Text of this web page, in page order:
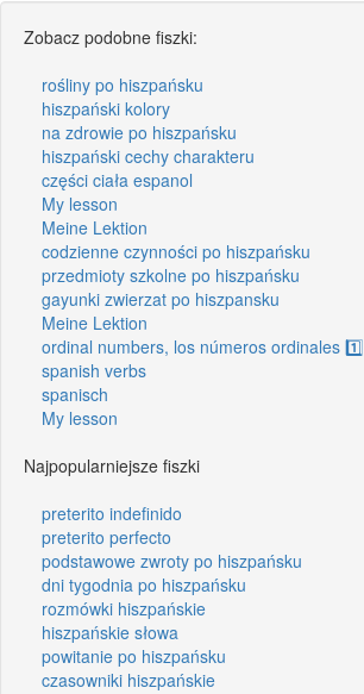
Zobacz podobne fiszki:
rośliny po hiszpańsku
hiszpański kolory
na zdrowie po hiszpańsku
hiszpański cechy charakteru
części ciała espanol
My lesson
Meine Lektion
codzienne czynności po hiszpańsku
przedmioty szkolne po hiszpańsku
gayunki zwierzat po hiszpansku
Meine Lektion
ordinal numbers, los números ordinales 1️⃣
spanish verbs
spanisch
My lesson
Najpopularniejsze fiszki
preterito indefinido
preterito perfecto
podstawowe zwroty po hiszpańsku
dni tygodnia po hiszpańsku
rozmówki hiszpańskie
hiszpańskie słowa
powitanie po hiszpańsku
czasowniki hiszpańskie